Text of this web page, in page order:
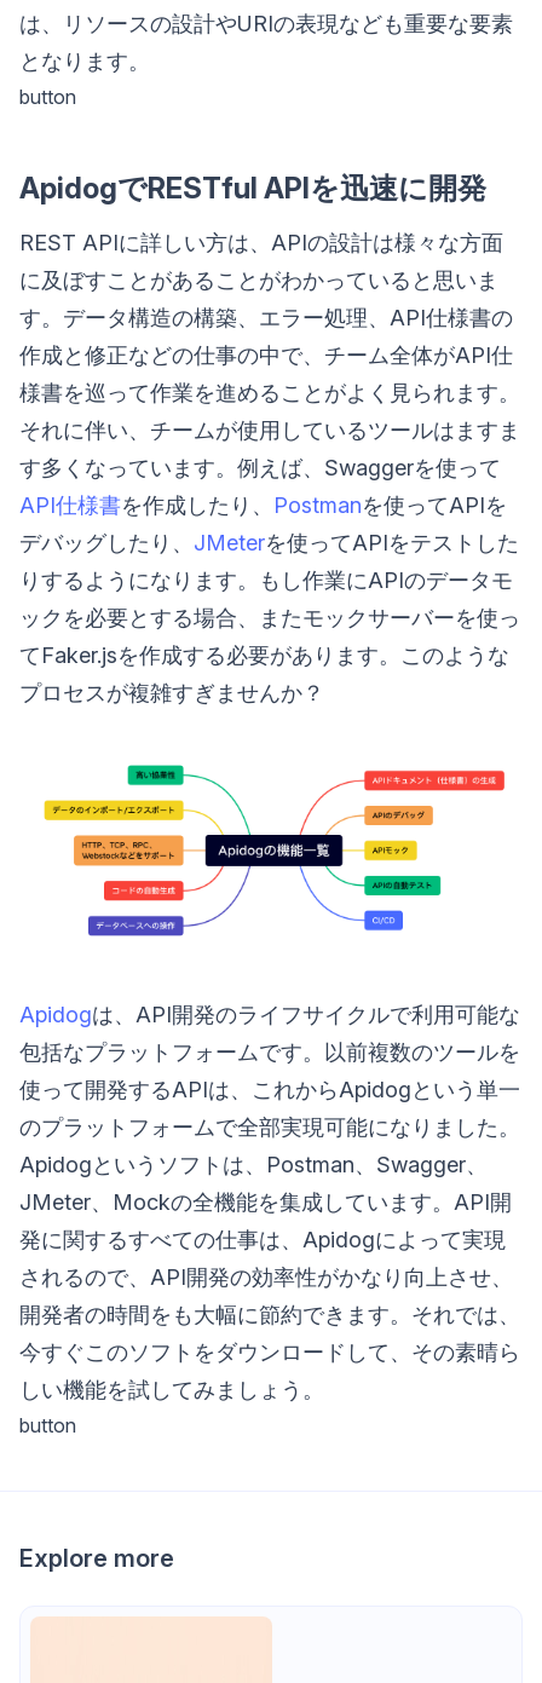
は、リソースの設計やURIの表現なども重要な要素
となります。
button
ApidogでRESTful APIを迅速に開発
REST APIに詳しい方は、APIの設計は様々な方面
に及ぼすことがあることがわかっていると思いま
す。データ構造の構築、エラー処理、API仕様書の
作成と修正などの仕事の中で、チーム全体がAPI仕
様書を巡って作業を進めることがよく見られます。
それに伴い、チームが使用しているツールはますま
す多くなっています。例えば、Swaggerを使って
API仕様書を作成したり、 Postmanを使ってAPIを
デバッグしたり、 JMeterを使ってAPIをテストした
りするようになります。もし作業にAPIのデータモ
ックを必要とする場合、またモックサーバーを使っ
てFaker.jsを作成する必要があります。このような
プロセスが複雑すぎませんか？
Apidogは、API開発のライフサイクルで利用可能な
包括なプラットフォームです。以前複数のツールを
使って開発するAPIは、これからApidogという単一
のプラットフォームで全部実現可能になりました。
Apidogというソフトは、Postman、Swagger、
JMeter、Mockの全機能を集成しています。API開
発に関するすべての仕事は、Apidogによって実現
されるので、API開発の効率性がかなり向上させ、
開発者の時間をも大幅に節約できます。それでは、
今すぐこのソフトをダウンロードして、その素晴ら
しい機能を試してみましょう。
button
Explore more